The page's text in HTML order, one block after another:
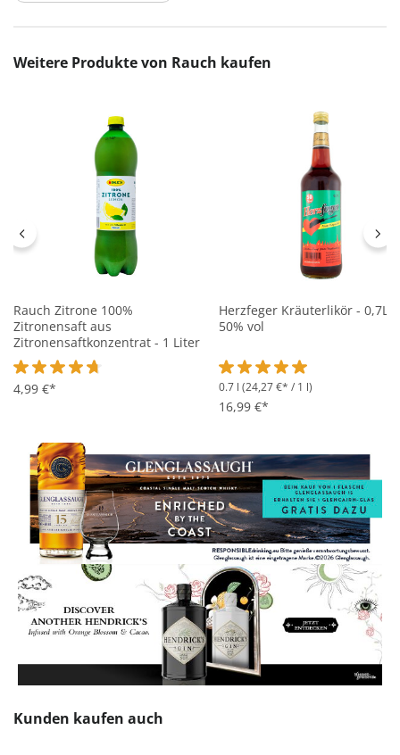
Produktgalerie überspringen
Weitere Produkte von Rauch kaufen
Rauch Zitrone 100%
Zitronensaft aus
Zitronensaftkonzentrat - 1 Liter
Durchschnittliche Bewertung von 4.7 von 5 Sternen
4,99 €*
Herzfeger Kräuterlikör - 0,7L
50% vol
Durchschnittliche
0.7 l (24,27 €* / 1 l)
16,99 €*
Produktgalerie überspringen
Kunden kaufen auch